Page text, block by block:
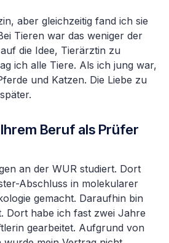
aber gleichzeitig fand ich sie
Tieren war das weniger der
die Idee, Tierärztin zu
ich alle Tiere. Als ich jung war,
und Katzen. Die Liebe zu
Beruf als Prüfer
an der WUR studiert. Dort
Abschluss in molekularer
gemacht. Daraufhin bin
Dort habe ich fast zwei Jahre
gearbeitet. Aufgrund von